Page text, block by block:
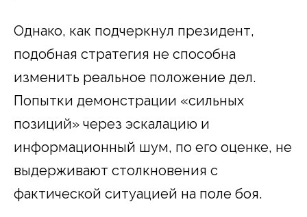
Однако, как подчеркнул президент,
подобная стратегия не способна
изменить реальное положение дел.
Попытки демонстрации «сильных
позиций» через эскалацию и
информационный шум, по его оценке, не
выдерживают столкновения с
фактической ситуацией на поле боя.